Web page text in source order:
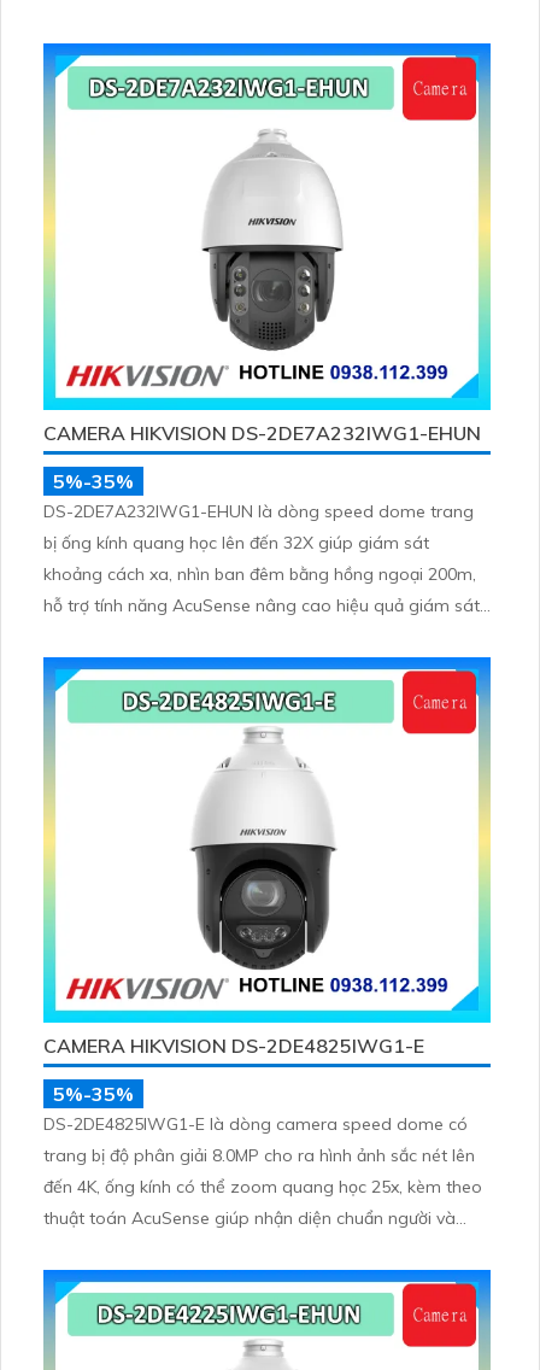
CAMERA HIKVISION DS-2DE7A232IWG1-EHUN
5%-35%
DS-2DE7A232IWG1-EHUN là dòng speed dome trang
bị ống kính quang học lên đến 32X giúp giám sát
khoảng cách xa, nhìn ban đêm bằng hồng ngoại 200m,
hỗ trợ tính năng AcuSense nâng cao hiệu quả giám sát
learning
CAMERA HIKVISION DS-2DE4825IWG1-E
5%-35%
DS-2DE4825IWG1-E là dòng camera speed dome có
trang bị độ phân giải 8.0MP cho ra hình ảnh sắc nét lên
đến 4K, ống kính có thể zoom quang học 25x, kèm theo
thuật toán AcuSense giúp nhận diện chuẩn người và
100m